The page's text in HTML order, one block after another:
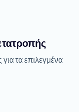
τα επιλεγμένα